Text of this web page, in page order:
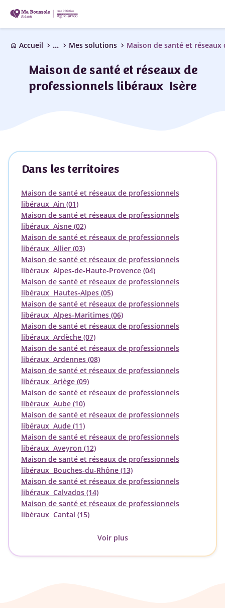
home Accueil chevron_right ... chevron_right Mes solutions chevron_right
Maison de santé et réseaux de
professionnels libéraux Isère
Dans les territoires
Maison de santé et réseaux de professionnels
libéraux Ain (01)
Maison de santé et réseaux de professionnels
libéraux Aisne (02)
Maison de santé et réseaux de professionnels
libéraux Allier (03)
Maison de santé et réseaux de professionnels
libéraux Alpes-de-Haute-Provence (04)
Maison de santé et réseaux de professionnels
libéraux Hautes-Alpes (05)
Maison de santé et réseaux de professionnels
libéraux Alpes-Maritimes (06)
Maison de santé et réseaux de professionnels
libéraux Ardèche (07)
Maison de santé et réseaux de professionnels
libéraux Ardennes (08)
Maison de santé et réseaux de professionnels
libéraux Ariège (09)
Maison de santé et réseaux de professionnels
libéraux Aube (10)
Maison de santé et réseaux de professionnels
libéraux Aude (11)
Maison de santé et réseaux de professionnels
libéraux Aveyron (12)
Maison de santé et réseaux de professionnels
libéraux Bouches-du-Rhône (13)
Maison de santé et réseaux de professionnels
libéraux Calvados (14)
Maison de santé et réseaux de professionnels
libéraux Cantal (15)
Voir plus